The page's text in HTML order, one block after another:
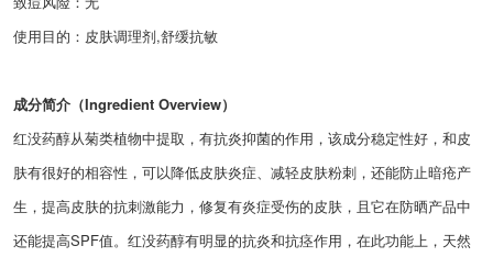
使用目的：皮肤调理剂,舒缓抗敏
成分简介（Ingredient Overview）
红没药醇从菊类植物中提取，有抗炎抑菌的作用，该成分稳定性好，和皮
肤有很好的相容性，可以降低皮肤炎症、减轻皮肤粉刺，还能防止暗疮产
生，提高皮肤的抗刺激能力，修复有炎症受伤的皮肤，且它在防晒产品中
还能提高SPF值。红没药醇有明显的抗炎和抗痉作用，在此功能上，天然